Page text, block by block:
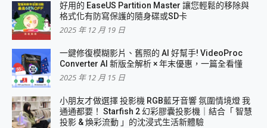
好用的 EaseUS Partition Master 讓您輕鬆的移除與
格式化有防寫保護的隨身碟或SD卡
2025 年 12 月 19 日
一鍵修復模糊影片、舊照的 AI 好幫手! VideoProc
Converter AI 新版全解析 × 年末優惠，一篇全看懂
2025 年 12 月 15 日
小朋友才做選擇 投影機 RGB藍牙音響 氛圍情境燈 我
通通都要！ Starfish 2 幻彩膠囊投影機｜結合「 智慧
投影 & 煥彩流動 」的沈浸式生活新體驗